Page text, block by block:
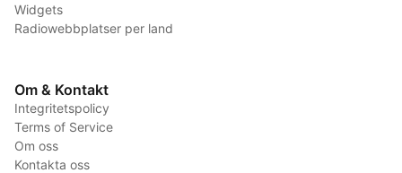
Widgets
Radiowebbplatser per land
Om & Kontakt
Integritetspolicy
Terms of Service
Om oss
Kontakta oss